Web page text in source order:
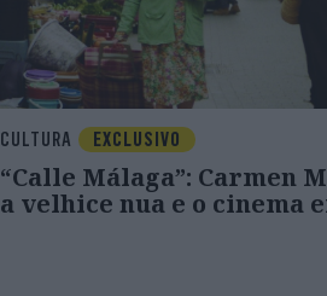
CULTURA EXCLUSIVO
“Calle Málaga”: Carmen
a velhice nua e o cinema